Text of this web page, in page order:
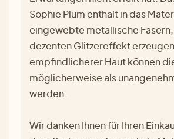
Sophie Plum enthält in das
eingewebte metallische
dezenten Glitzereffekt
empfindlicherer Haut können
möglicherweise als
werden.
Wir danken Ihnen für Ihren